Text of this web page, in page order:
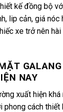
kế đồng bộ
lip cản, giá nóc
xe trở nên
NAY
xuất hiện khá
phong cách thiết